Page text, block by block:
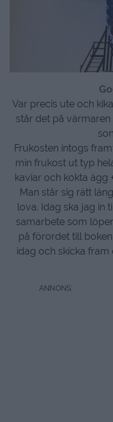
Var precis ute och
står det på
Frukosten intogs
min frukost ut typ
kaviar och kokta ägg
Man står sig rätt
lova. Idag ska jag in
samarbete som
på förordet till
idag och skicka